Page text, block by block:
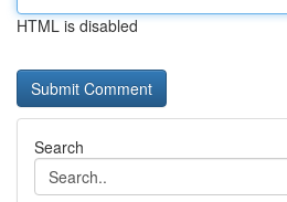
HTML is disabled
Search